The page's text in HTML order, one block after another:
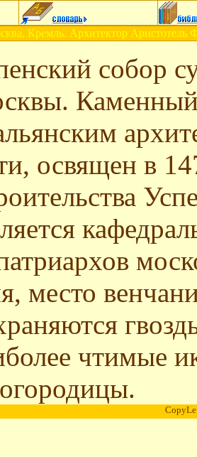
Кремль. Архитектор Аристотель
собор
освящен в
место
чтимые